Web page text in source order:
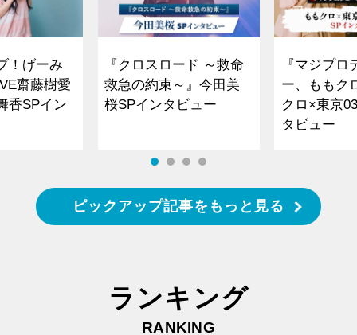
！げーみ
齋藤樹愛
香SPイン
『クロスロード ～救命
救急の約束～』今田美
桜SPインタビュー
『マジプロ
ー、ももク
クロ×東京
タビュー
ピックアップ記事をもっと見る
ランキング
RANKING